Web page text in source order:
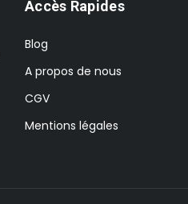
Accès Rapides
Blog
A propos de nous
CGV
Mentions légales